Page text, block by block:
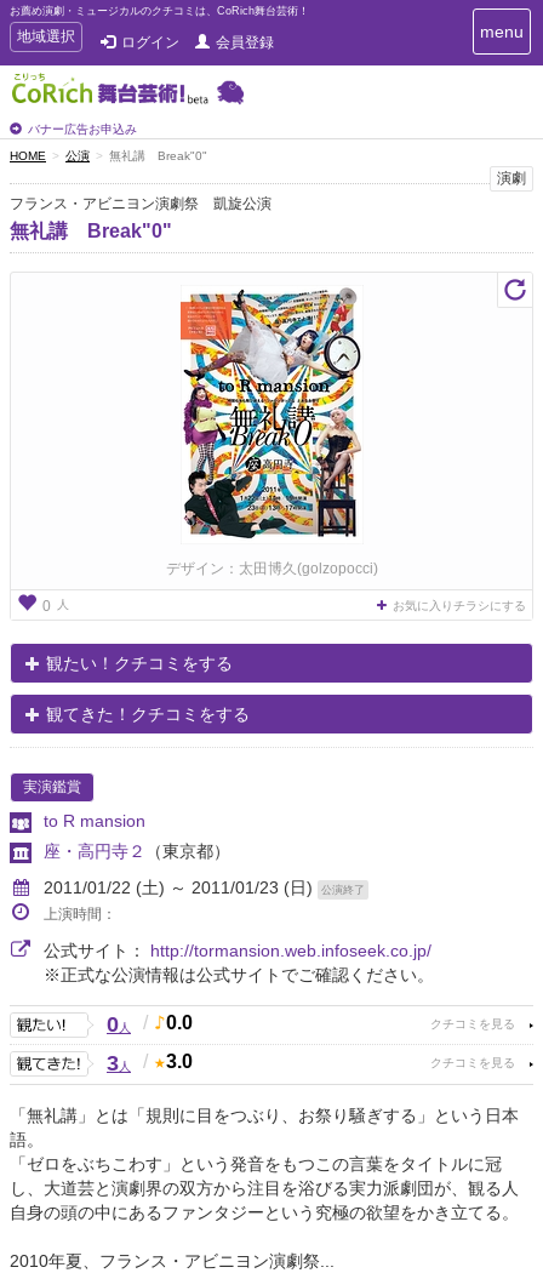
お薦め演劇・ミュージカルのクチコミは、CoRich舞台芸術！
T
o
g
g
e
n
a
v
i
g
地域選択 ログイン 会員登録
バナー広告お申込み
T
o
i
g
menu
HOME 公演 無礼講 Break"0"
演劇
フランス・アビニヨン演劇祭 凱旋公演
無礼講 Break"0"
デザイン：太田博久(golzopocci)
0 人 お気に入りチラシにする
観たい！クチコミをする
観てきた！クチコミをする
実演鑑賞
to R mansion
座・高円寺２
（東京都）
2011/01/22 (土) ～ 2011/01/23 (日)
公演終了
上演時間：
公式サイト： http://tormansion.web.infoseek.co.jp/
※正式な公演情報は公式サイトでご確認ください。
0人 / 0.0
3人 / 3.0
「無礼講」とは「規則に目をつぶり、お祭り騒ぎする」という日本
語。
「ゼロをぶちこわす」という発音をもつこの言葉をタイトルに冠
し、大道芸と演劇界の双方から注目を浴びる実力派劇団が、観る人
自身の頭の中にあるファンタジーという究極の欲望をかき立てる。
2010年夏、フランス・アビニヨン演劇祭...